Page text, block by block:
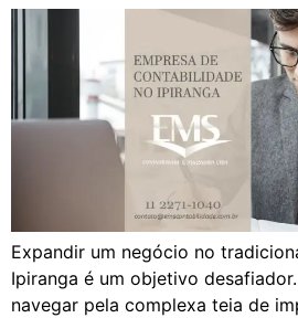
Expandir um negócio no
Ipiranga é um objetivo
navegar pela complexa teia de